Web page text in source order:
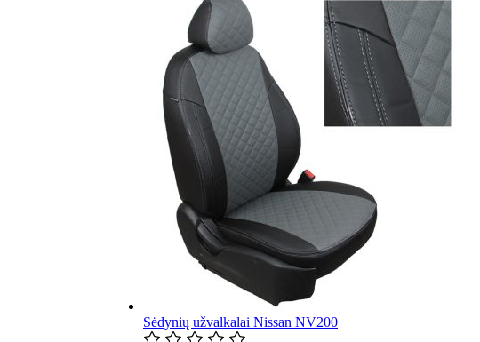
Sėdynių užvalkalai Nissan NV200